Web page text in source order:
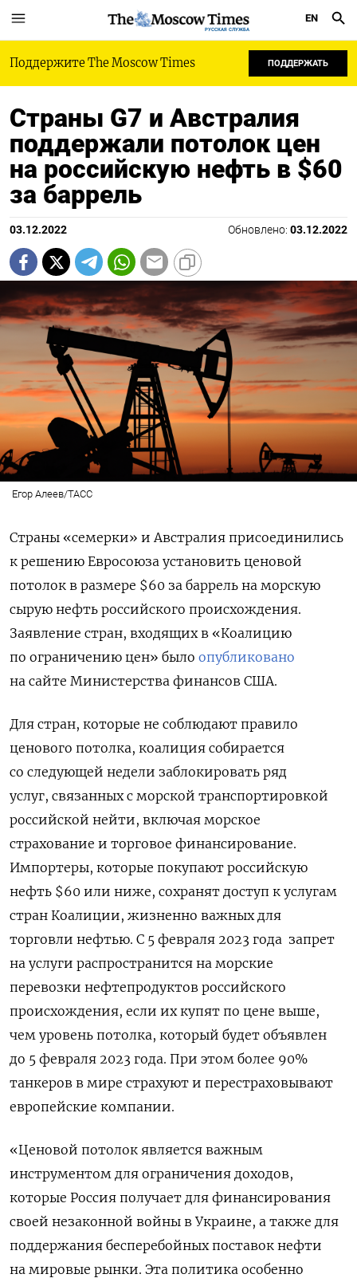
РУССКАЯ СЛУЖБА
EN
Поддержите The Moscow Times ПОДДЕРЖАТЬ
Страны G7 и Австралия
поддержали потолок цен
на российскую нефть в $60
за баррель
03.12.2022 Обновлено: 03.12.2022
Егор Алеев/ТАСС
Страны «семерки» и Австралия присоединились
к решению Евросоюза установить ценовой
потолок в размере $60 за баррель на морскую
сырую нефть российского происхождения.
Заявление стран, входящих в «Коалицию
по ограничению цен» было опубликовано
на сайте Министерства финансов США.
Для стран, которые не соблюдают правило
ценового потолка, коалиция собирается
со следующей недели заблокировать ряд
услуг, связанных с морской транспортировкой
российской нейти, включая морское
страхование и торговое финансирование.
Импортеры, которые покупают российскую
нефть $60 или ниже, сохранят доступ к услугам
стран Коалиции, жизненно важных для
торговли нефтью. С 5 февраля 2023 года запрет
на услуги распространится на морские
перевозки нефтепродуктов российского
происхождения, если их купят по цене выше,
чем уровень потолка, который будет объявлен
до 5 февраля 2023 года. При этом более 90%
танкеров в мире страхуют и перестраховывают
европейские компании.
«Ценовой потолок является важным
инструментом для ограничения доходов,
которые Россия получает для финансирования
своей незаконной войны в Украине, а также для
поддержания бесперебойных поставок нефти
на мировые рынки. Эта политика особенно